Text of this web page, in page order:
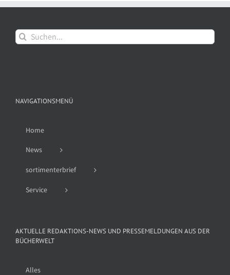
Suche
nach:
NAVIGATIONSMENÜ
Home
News
sortimenterbrief
Service
AKTUELLE REDAKTIONS-NEWS UND PRESSEMELDUNGEN AUS DER
BÜCHERWELT
Alles